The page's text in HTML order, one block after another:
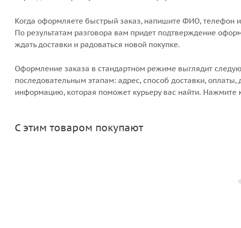
Когда оформляете быстрый заказ, напишите ФИО, телефон
По результатам разговора вам придет подтверждение
ждать доставки и радоваться новой покупке.
Оформление заказа в стандартном режиме выглядит
последовательным этапам: адрес, способ доставки,
информацию, которая поможет курьеру вас найти. Нажмите
С этим товаром покупают